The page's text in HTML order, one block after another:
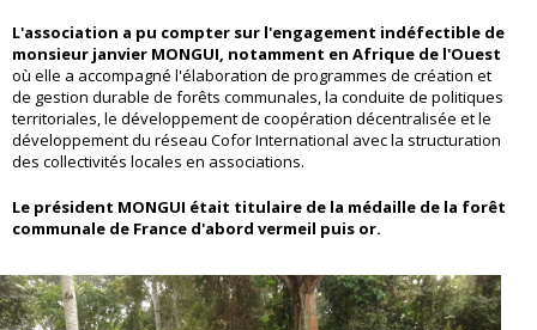
L'association a pu compter sur l'engagement indéfectible de
monsieur janvier MONGUI, notamment en Afrique de l'Ouest
où elle a accompagné l'élaboration de programmes de création et
de gestion durable de forêts communales, la conduite de politiques
territoriales, le développement de coopération décentralisée et le
développement du réseau Cofor International avec la structuration
des collectivités locales en associations.
Le président MONGUI était titulaire de la médaille de la forêt
communale de France d'abord vermeil puis or.